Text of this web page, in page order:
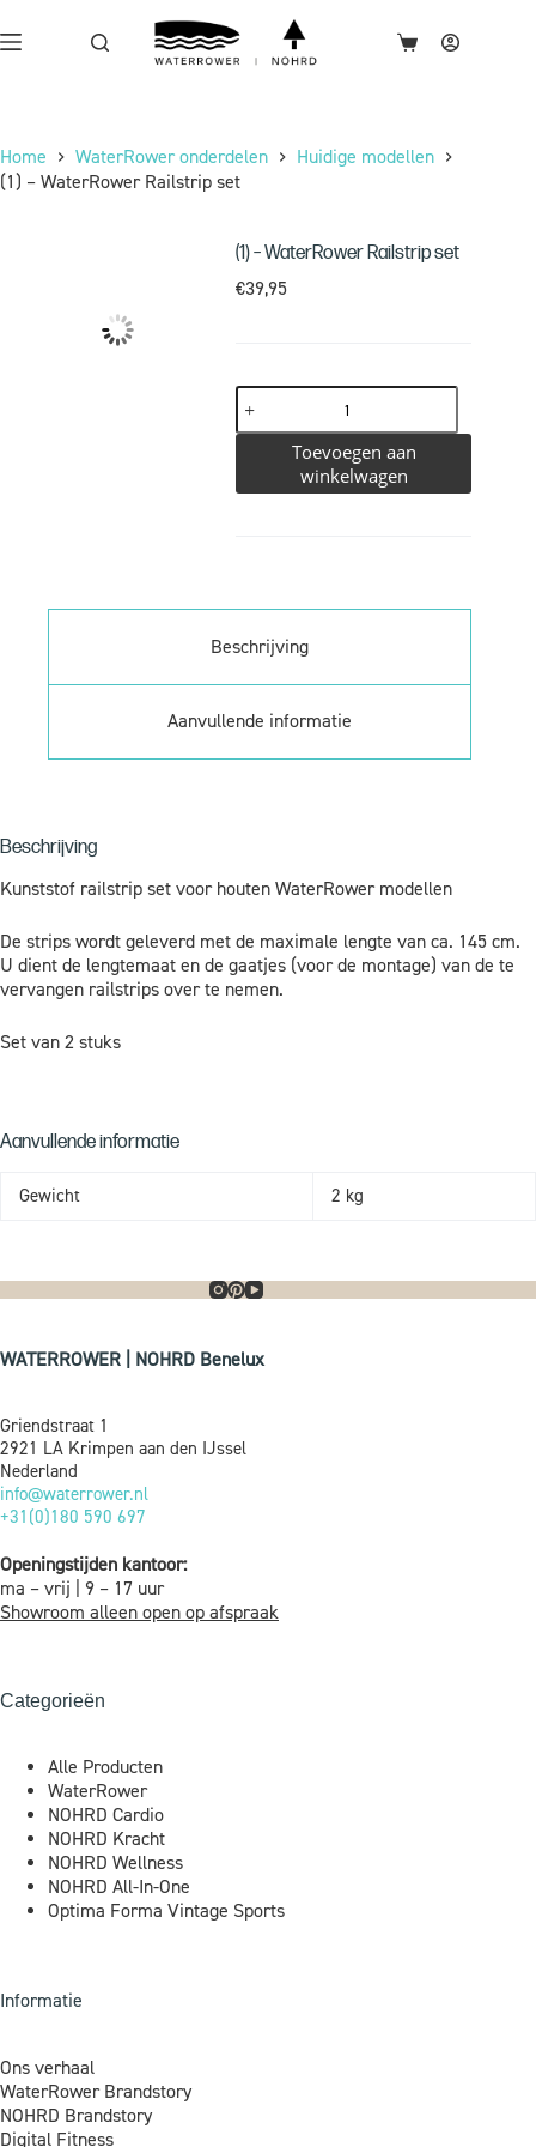
Home WaterRower onderdelen
Huidige modellen
(1) – WaterRower Railstrip set
(1) – WaterRower Railstrip set
€39,95
Toevoegen aan
winkelwagen
Beschrijving
Aanvullende informatie
Beschrijving
Kunststof railstrip set voor houten WaterRower modellen
De strips wordt geleverd met de maximale lengte van ca. 145 cm.
U dient de lengtemaat en de gaatjes (voor de montage) van de te
vervangen railstrips over te nemen.
Set van 2 stuks
Aanvullende informatie
Gewicht 2 kg
WATERROWER | NOHRD Benelux
Griendstraat 1
2921 LA Krimpen aan den IJssel
Nederland
info@waterrower.nl
+31(0)180 590 697
Openingstijden kantoor:
ma – vrij | 9 – 17 uur
Showroom alleen open op afspraak
Categorieën
Alle Producten
WaterRower
NOHRD Cardio
NOHRD Kracht
NOHRD Wellness
NOHRD All-In-One
Optima Forma Vintage Sports
Informatie
Ons verhaal
WaterRower Brandstory
NOHRD Brandstory
Digital Fitness